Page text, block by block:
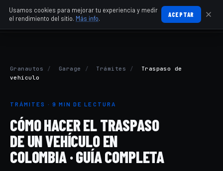
Granautos / Garage / Trámites /
Traspaso de
vehículo
TRÁMITES · 9 MIN DE LECTURA
CÓMO HACER EL TRASPASO
DE UN VEHÍCULO EN
COLOMBIA · GUÍA COMPLETA
Usamos cookies para mejorar tu experiencia y medir
el rendimiento del sitio. Más info. ACEPTAR